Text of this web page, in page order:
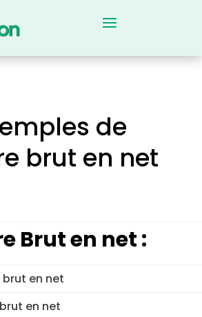
de
brut en net
Brut en net :
brut en net
en net